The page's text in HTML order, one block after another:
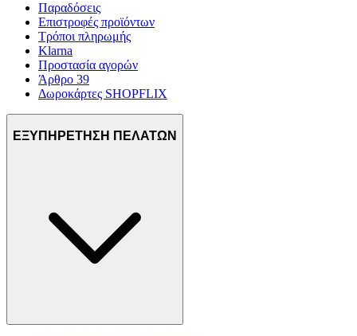
Παραδόσεις
Επιστροφές προϊόντων
Τρόποι πληρωμής
Klarna
Προστασία αγορών
Άρθρο 39
Δωροκάρτες SHOPFLIX
ΕΞΥΠΗΡΕΤΗΣΗ ΠΕΛΑΤΩΝ